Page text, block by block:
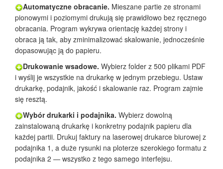
Automatyczne obracanie. Mieszane partie ze stronami
pionowymi i poziomymi drukują się prawidłowo bez ręcznego
obracania. Program wykrywa orientację każdej strony i
obraca ją tak, aby zminimalizować skalowanie, jednocześnie
dopasowując ją do papieru.
Drukowanie wsadowe. Wybierz folder z 500 plikami PDF
i wyślij je wszystkie na drukarkę w jednym przebiegu. Ustaw
drukarkę, podajnik, jakość i skalowanie raz. Program zajmie
się resztą.
Wybór drukarki i podajnika. Wybierz dowolną
zainstalowaną drukarkę i konkretny podajnik papieru dla
każdej partii. Drukuj faktury na laserowej drukarce biurowej z
podajnika 1, a duże rysunki na ploterze szerokiego formatu z
podajnika 2 — wszystko z tego samego interfejsu.